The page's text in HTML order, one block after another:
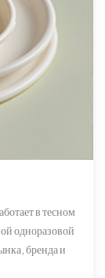
в тесном
одноразовой
бренда и